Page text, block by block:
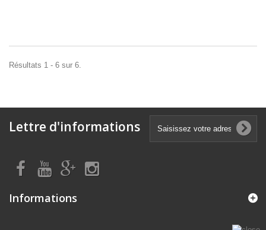
Résultats 1 - 6 sur 6.
Lettre d'informations
Informations